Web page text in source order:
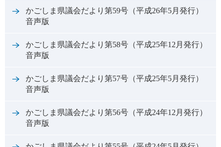
かごしま県議会だより第59号（平成26年5月発行）
音声版
かごしま県議会だより第58号（平成25年12月発行）
音声版
かごしま県議会だより第57号（平成25年5月発行）
音声版
かごしま県議会だより第56号（平成24年12月発行）
音声版